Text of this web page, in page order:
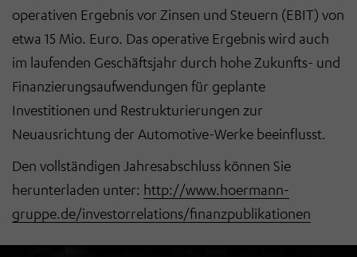
operativen Ergebnis vor Zinsen und Steuern (EBIT) von
etwa 15 Mio. Euro. Das operative Ergebnis wird auch
im laufenden Geschäftsjahr durch hohe Zukunfts- und
Finanzierungsaufwendungen für geplante
Investitionen und Restrukturierungen zur
Neuausrichtung der Automotive-Werke beeinflusst.
Den vollständigen Jahresabschluss können Sie
herunterladen unter: http://www.hoermann-
gruppe.de/investorrelations/finanzpublikationen